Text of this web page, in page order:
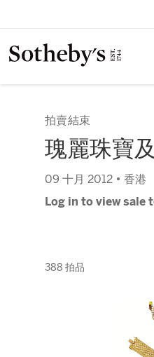
拍賣結束
瑰麗珠寶
09 十月 2012 • 香港
Log in to view sale
388 拍品